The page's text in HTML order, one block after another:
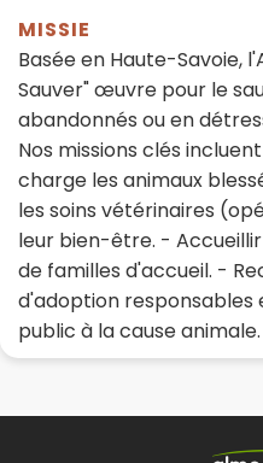
MISSIE
Basée en Haute-Savoie,
Sauver" œuvre pour le
abandonnés ou en
Nos missions clés
charge les animaux
les soins vétérinaires
leur bien-être. -
de familles d'accueil. -
d'adoption responsables
public à la cause animale.